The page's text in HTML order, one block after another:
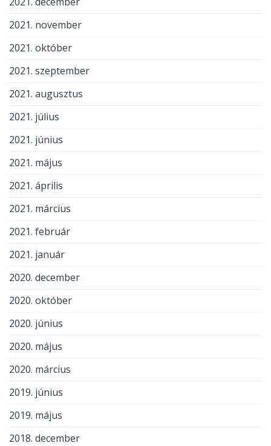
2021. november
2021. október
2021. szeptember
2021. augusztus
2021. július
2021. június
2021. május
2021. április
2021. március
2021. február
2021. január
2020. december
2020. október
2020. június
2020. május
2020. március
2019. június
2019. május
2018. december